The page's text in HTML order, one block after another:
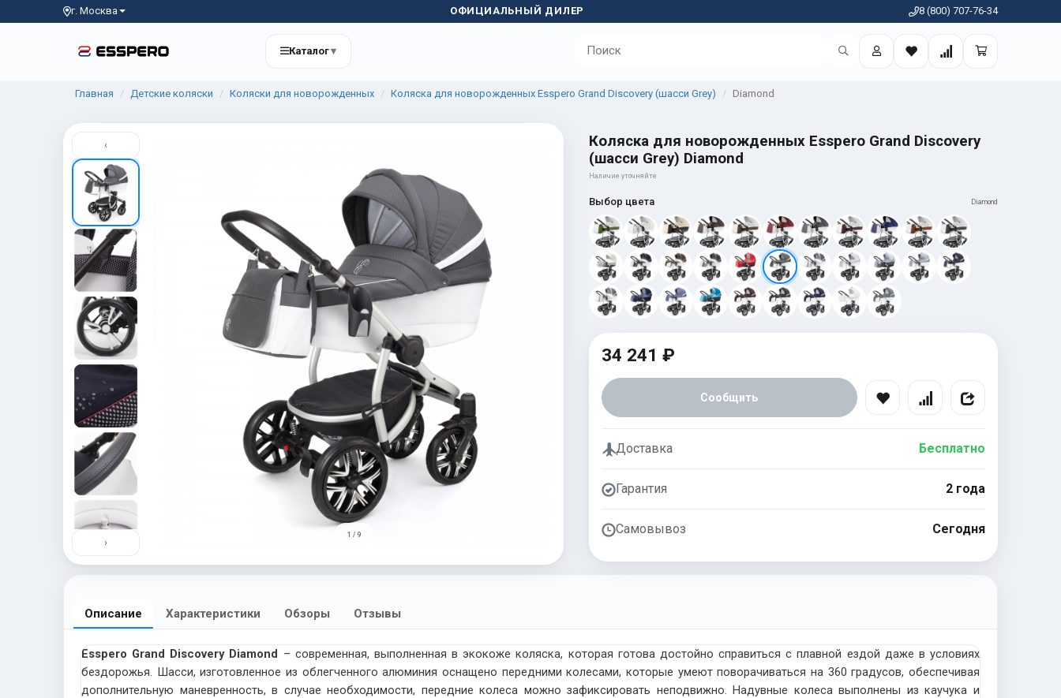
г. Москва ОФИЦИАЛЬНЫЙ ДИЛЕР 8 (800) 707-76-34
Каталог▾
Главная Детские коляски Коляски для новорожденных Коляска для новорожденных Esspero Grand Discovery (шасси Grey) Diamond
‹
›
1 / 9
Коляска для новорожденных Esspero Grand Discovery
(шасси Grey) Diamond
Наличие уточняйте
Выбор цвета Diamond
34 241 ₽
Сообщить
Доставка Бесплатно
Гарантия 2 года
Самовывоз Сегодня
Описание Характеристики Обзоры Отзывы
Esspero Grand Discovery Diamond – современная, выполненная в экокоже коляска, которая готова достойно справиться с плавной ездой даже в условиях
бездорожья. Шасси, изготовленное из облегченного алюминия оснащено передними колесами, которые умеют поворачиваться на 360 градусов, обеспечивая
дополнительную маневренность, в случае необходимости, передние колеса можно зафиксировать неподвижно. Надувные колеса выполнены из каучука и